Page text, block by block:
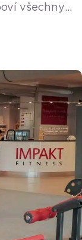
všechny
tradiční
se
blízkosti